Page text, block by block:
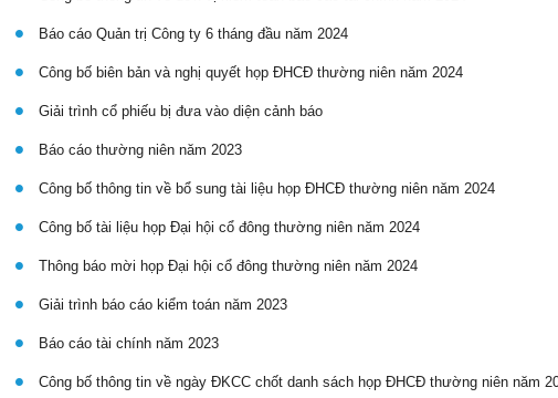
Báo cáo Quản trị Công ty 6 tháng đầu năm 2024
Công bố biên bản và nghị quyết họp ĐHCĐ thường niên năm 2024
Giải trình cổ phiếu bị đưa vào diện cảnh báo
Báo cáo thường niên năm 2023
Công bố thông tin về bổ sung tài liệu họp ĐHCĐ thường niên năm 2024
Công bố tài liệu họp Đại hội cổ đông thường niên năm 2024
Thông báo mời họp Đại hội cổ đông thường niên năm 2024
Giải trình báo cáo kiểm toán năm 2023
Báo cáo tài chính năm 2023
Công bố thông tin về ngày ĐKCC chốt danh sách họp ĐHCĐ thường niên năm